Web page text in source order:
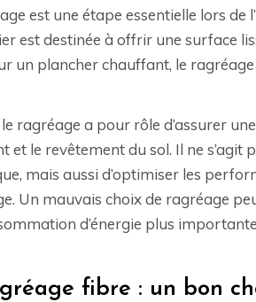
est une étape essentielle lors de
est destinée à offrir une surface
un plancher chauffant, le
le ragréage a pour rôle d’assurer
et le revêtement du sol. Il ne s’agit
mais aussi d’optimiser les
Un mauvais choix de ragréage
d’énergie plus
fibre : un bon